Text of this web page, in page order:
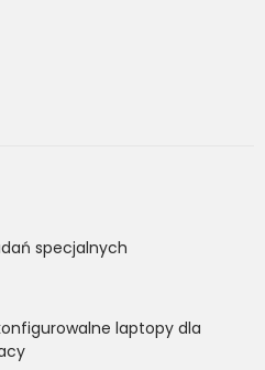
specjalnych
laptopy dla